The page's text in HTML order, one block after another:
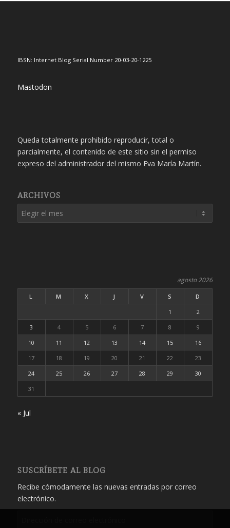
IBSN: Internet Blog Serial Number 20-03-20-1225
Mastodon
Queda totalmente prohibido reproducir, total o
parcialmente, el contenido de este sitio sin el permiso
expreso del administrador del mismo Eva María Martín.
ARCHIVOS
agosto 2026
L M X J V S
D
1
2
3
4 5 6 7 8
9
10
11 12 13 14 15
16
17
18 19 20 21 22
23
24
25 26 27 28 29
30
31
« Jul
SUSCRÍBETE AL BLOG
Recibe cómodamente las nuevas entradas por correo
electrónico.